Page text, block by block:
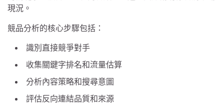
現況。
競品分析的核心步驟包括：
識別直接競爭對手
收集關鍵字排名和流量估算
分析內容策略和搜尋意圖
評估反向連結品質和來源